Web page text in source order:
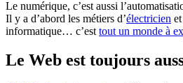
Le numérique, c’est aussi
Il y a d’abord les métiers d’électricien
informatique… c’est tout un monde à
Le Web est toujours